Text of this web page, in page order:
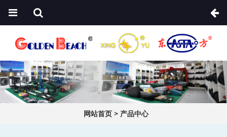
网站首页> 产品中心